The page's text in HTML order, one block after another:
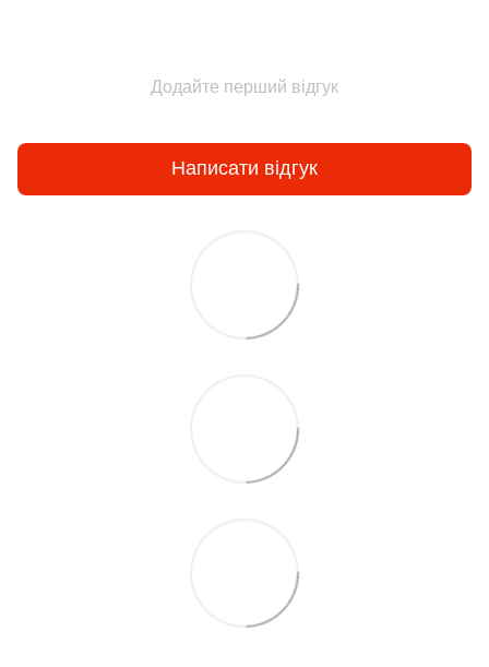
Додайте перший відгук
Написати відгук